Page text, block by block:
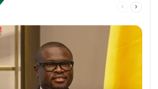
PagePage